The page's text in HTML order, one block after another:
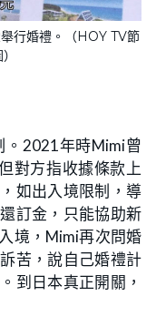
行婚禮。（HOY TV節
。2021年時Mimi曾
對方指收據條款上
如出入境限制，導
訂金，只能協助新
境，Mimi再次問婚
苦，說自己婚禮計
到日本真正開關，